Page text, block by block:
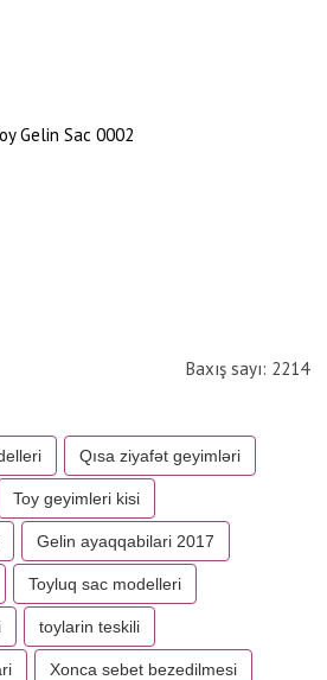
Gelin Sac 0002
Baxış sayı: 2214
Qısa ziyafət geyimləri
Toy geyimleri kisi
Gelin ayaqqabilari 2017
Toyluq sac modelleri
toylarin teskili
Xonca sebet bezedilmesi